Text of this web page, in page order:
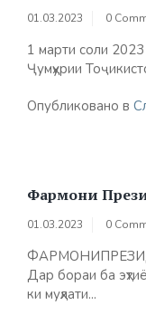
01.03.2023 0
1 марти соли
Ҷумҳурии
Опубликовано в
Фармони
01.03.2023 0
Дар бораи ба
ки муҳлати...